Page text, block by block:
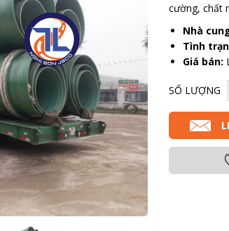
cường, chất
Nhà
Tình
Giá bán:
SỐ LƯỢNG